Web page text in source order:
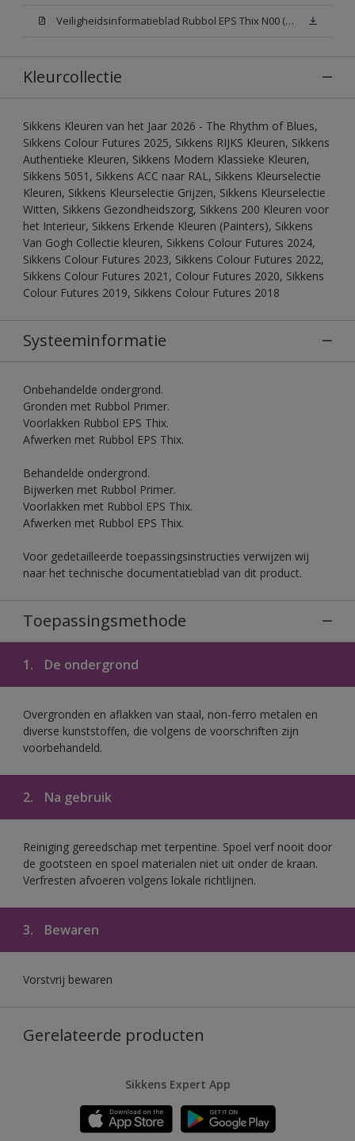
Veiligheidsinformatieblad Rubbol EPS Thix N00 (MSDS)
Kleurcollectie
Sikkens Kleuren van het Jaar 2026 - The Rhythm of Blues,
Sikkens Colour Futures 2025, Sikkens RIJKS Kleuren, Sikkens
Authentieke Kleuren, Sikkens Modern Klassieke Kleuren,
Sikkens 5051, Sikkens ACC naar RAL, Sikkens Kleurselectie
Kleuren, Sikkens Kleurselectie Grijzen, Sikkens Kleurselectie
Witten, Sikkens Gezondheidszorg, Sikkens 200 Kleuren voor
het Interieur, Sikkens Erkende Kleuren (Painters), Sikkens
Van Gogh Collectie kleuren, Sikkens Colour Futures 2024,
Sikkens Colour Futures 2023, Sikkens Colour Futures 2022,
Sikkens Colour Futures 2021, Colour Futures 2020, Sikkens
Colour Futures 2019, Sikkens Colour Futures 2018
Systeeminformatie
Onbehandelde ondergrond.
Gronden met Rubbol Primer.
Voorlakken Rubbol EPS Thix.
Afwerken met Rubbol EPS Thix.
Behandelde ondergrond.
Bijwerken met Rubbol Primer.
Voorlakken met Rubbol EPS Thix.
Afwerken met Rubbol EPS Thix.
Voor gedetailleerde toepassingsinstructies verwijzen wij
naar het technische documentatieblad van dit product.
Toepassingsmethode
1. De ondergrond
Overgronden en aflakken van staal, non-ferro metalen en
diverse kunststoffen, die volgens de voorschriften zijn
voorbehandeld.
2. Na gebruik
Reiniging gereedschap met terpentine. Spoel verf nooit door
de gootsteen en spoel materialen niet uit onder de kraan.
Verfresten afvoeren volgens lokale richtlijnen.
3. Bewaren
Vorstvrij bewaren
Gerelateerde producten
Sikkens Expert App